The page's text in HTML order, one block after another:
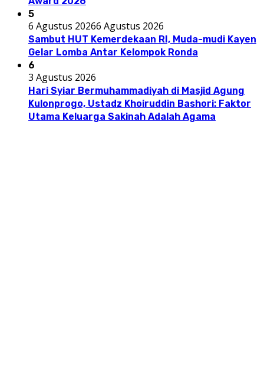
5
6 Agustus 20266 Agustus 2026
Sambut HUT Kemerdekaan RI, Muda-mudi Kayen
Gelar Lomba Antar Kelompok Ronda
6
3 Agustus 2026
Hari Syiar Bermuhammadiyah di Masjid Agung
Kulonprogo, Ustadz Khoiruddin Bashori: Faktor
Utama Keluarga Sakinah Adalah Agama